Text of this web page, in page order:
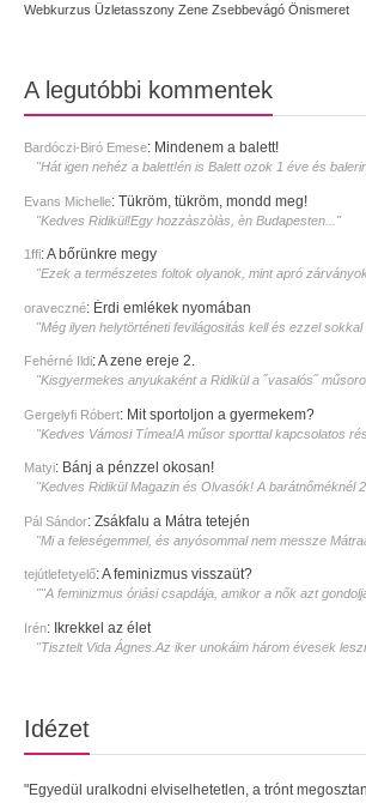
Webkurzus Üzletasszony Zene Zsebbevágó Önismeret
A legutóbbi kommentek
Bardóczi-Biró Emese: Mindenem a balett!
"Hát igen nehéz a balett!én is Balett ozok 1 éve és
Evans Michelle: Tükröm, tükröm, mondd meg!
"Kedves Ridikül!Egy hozzàszòlàs, èn Budapesten..."
1ffi:A bőrünkre megy
"Ezek a természetes foltok olyanok, mint apró
oraveczné: Érdi emlékek nyomában
"Még ilyen helytörténeti fevilágositás kell és ezzel
Fehérné Ildi:A zene ereje 2.
"Kisgyermekes anyukaként a Ridikül a ˝vasalós˝
Gergelyfi Róbert: Mit sportoljon a gyermekem?
"Kedves Vámosi Tímea!A műsor sporttal kapcsolatos
Matyi: Bánj a pénzzel okosan!
"Kedves Ridikül Magazin és Olvasók! A barátnőméknél
Pál Sándor: Zsákfalu a Mátra tetején
"Mi a feleségemmel, és anyósommal nem messze
tejútlefetyelő:A feminizmus visszaüt?
""A feminizmus óriási csapdája, amikor a nők azt
Irén: Ikrekkel az élet
"Tisztelt Vida Ágnes.Az iker unokáim három évesek
Idézet
"Egyedül uralkodni elviselhetetlen, a trónt